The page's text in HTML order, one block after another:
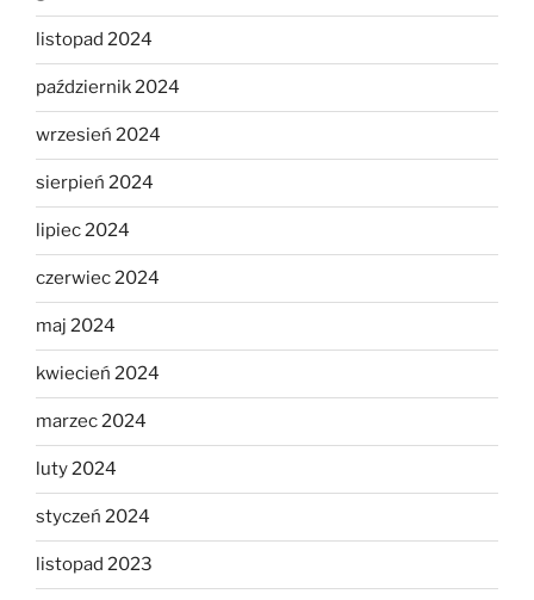
listopad 2024
październik 2024
wrzesień 2024
sierpień 2024
lipiec 2024
czerwiec 2024
maj 2024
kwiecień 2024
marzec 2024
luty 2024
styczeń 2024
listopad 2023